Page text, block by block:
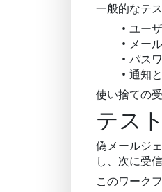
一般的なテ
ユー
メー
パス
通知
使い捨ての
テス
偽メールジ
し、次に受
このワーク